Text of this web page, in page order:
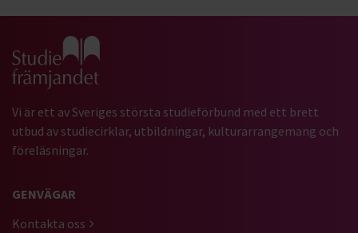
Gå till studiefrämjandets startsida
Vi är ett av Sveriges största studieförbund med ett brett
utbud av studiecirklar, utbildningar, kulturarrangemang och
föreläsningar.
GENVÄGAR
Kontakta oss